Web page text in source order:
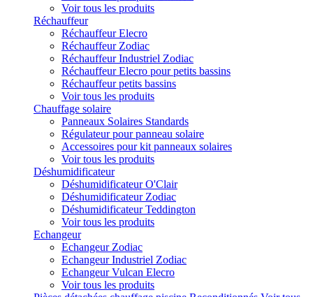
Voir tous les produits
Réchauffeur
Réchauffeur Elecro
Réchauffeur Zodiac
Réchauffeur Industriel Zodiac
Réchauffeur Elecro pour petits bassins
Réchauffeur petits bassins
Voir tous les produits
Chauffage solaire
Panneaux Solaires Standards
Régulateur pour panneau solaire
Accessoires pour kit panneaux solaires
Voir tous les produits
Déshumidificateur
Déshumidificateur O'Clair
Déshumidificateur Zodiac
Déshumidificateur Teddington
Voir tous les produits
Echangeur
Echangeur Zodiac
Echangeur Industriel Zodiac
Echangeur Vulcan Elecro
Voir tous les produits